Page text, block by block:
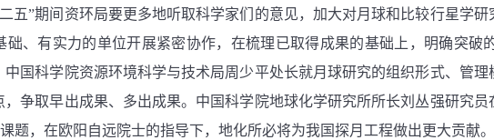
五”期间资环局要更多地听取科学家们的意见，加大对月球和比较行星学
础、有实力的单位开展紧密协作，在梳理已取得成果的基础上，明确突
国科学院资源环境科学与技术局周少平处长就月球研究的组织形式、管
争取早出成果、多出成果。中国科学院地球化学研究所所长刘丛强研究
题，在欧阳自远院士的指导下，地化所必将为我国探月工程做出更大贡献。